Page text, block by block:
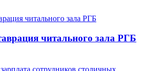
читального зала РГБ